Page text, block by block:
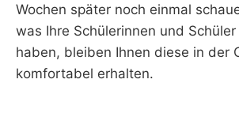
Wochen später noch einmal
was Ihre Schülerinnen und
haben, bleiben Ihnen diese in der
komfortabel erhalten.